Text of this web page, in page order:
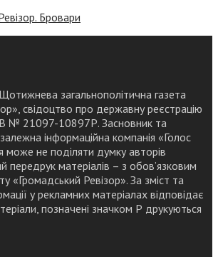
Бровари
Щотижнева загальнополітична газета
свідоцтво про державну реєстрацію
№ 21097-10897Р. Засновник та
інформаційна компанія «Голос
може не поділяти думку авторів
передрук матеріалів – з обов’язковим
«Громадський Ревізор». За зміст та
у рекламних матеріалах відповідає
позначені значком Р друкуються